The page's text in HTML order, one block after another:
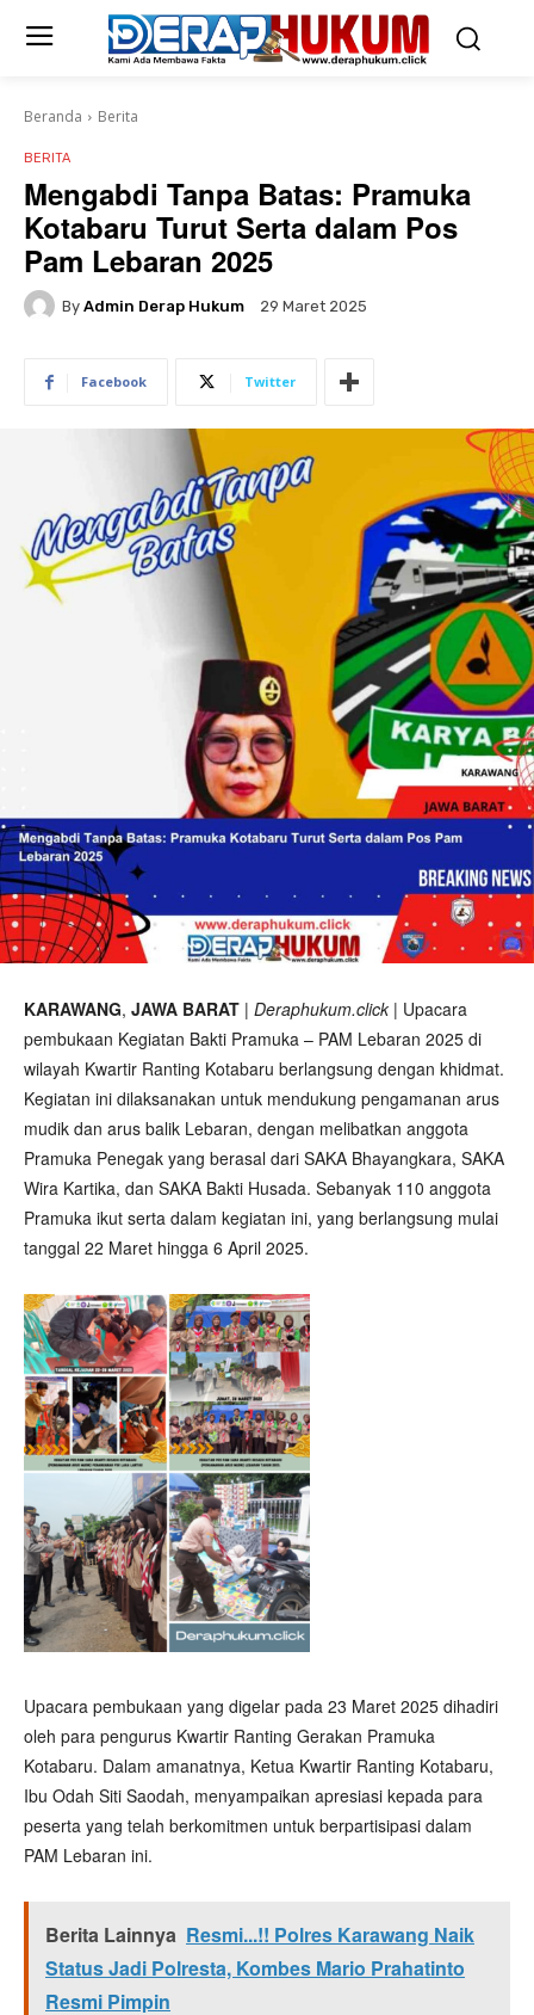
Beranda Berita
BERITA
Mengabdi Tanpa Batas: Pramuka
Kotabaru Turut Serta dalam Pos
Pam Lebaran 2025
By Admin Derap Hukum 29 Maret 2025
Facebook Twitter
KARAWANG, JAWA BARAT | Deraphukum.click | Upacara
pembukaan Kegiatan Bakti Pramuka – PAM Lebaran 2025 di
wilayah Kwartir Ranting Kotabaru berlangsung dengan khidmat.
Kegiatan ini dilaksanakan untuk mendukung pengamanan arus
mudik dan arus balik Lebaran, dengan melibatkan anggota
Pramuka Penegak yang berasal dari SAKA Bhayangkara, SAKA
Wira Kartika, dan SAKA Bakti Husada. Sebanyak 110 anggota
Pramuka ikut serta dalam kegiatan ini, yang berlangsung mulai
tanggal 22 Maret hingga 6 April 2025.
Upacara pembukaan yang digelar pada 23 Maret 2025 dihadiri
oleh para pengurus Kwartir Ranting Gerakan Pramuka
Kotabaru. Dalam amanatnya, Ketua Kwartir Ranting Kotabaru,
Ibu Odah Siti Saodah, menyampaikan apresiasi kepada para
peserta yang telah berkomitmen untuk berpartisipasi dalam
PAM Lebaran ini.
Berita Lainnya Resmi...!! Polres Karawang Naik
Status Jadi Polresta, Kombes Mario Prahatinto
Resmi Pimpin